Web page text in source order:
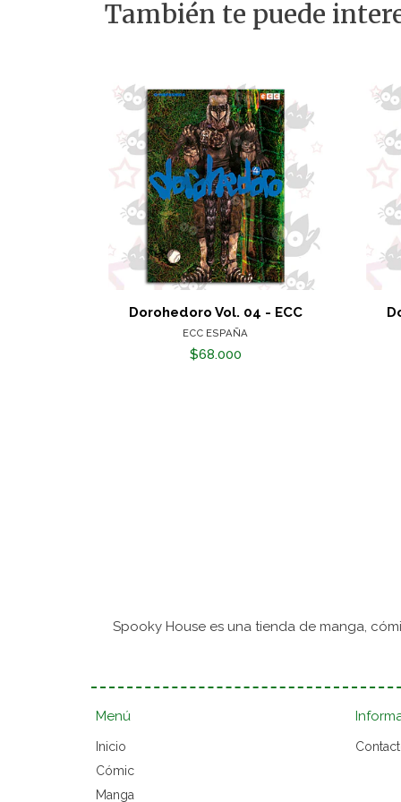
También te puede
Dorohedoro Vol. 04 - ECC
ECC ESPAÑA
$68.000
Spooky House es una tienda de manga,
Menú
Inicio
Cómic
Manga